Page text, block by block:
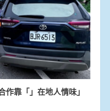
作靠「」在地人情味」